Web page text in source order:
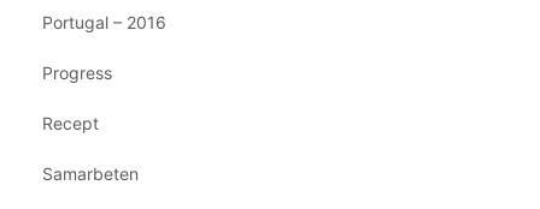
Portugal – 2016
Progress
Recept
Samarbeten